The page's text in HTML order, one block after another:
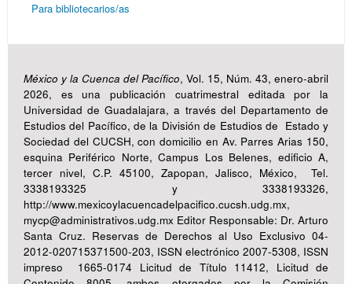
Para bibliotecarios/as
México y la Cuenca del Pacífico, Vol. 15, Núm. 43, enero-abril
2026, es una publicación cuatrimestral editada por la
Universidad de Guadalajara, a través del Departamento de
Estudios del Pacífico, de la División de Estudios de Estado y
Sociedad del CUCSH, con domicilio en Av. Parres Arias 150,
esquina Periférico Norte, Campus Los Belenes, edificio A,
tercer nivel, C.P. 45100, Zapopan, Jalisco, México, Tel.
3338193325 y 3338193326,
http://www.mexicoylacuencadelpacifico.cucsh.udg.mx,
mycp@administrativos.udg.mx Editor Responsable: Dr. Arturo
Santa Cruz. Reservas de Derechos al Uso Exclusivo 04-
2012-020715371500-203, ISSN electrónico 2007-5308, ISSN
impreso 1665-0174 Licitud de Título 11412, Licitud de